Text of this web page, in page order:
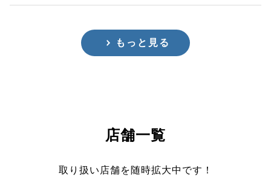
もっと見る
店舗一覧
取り扱い店舗を随時拡大中です！